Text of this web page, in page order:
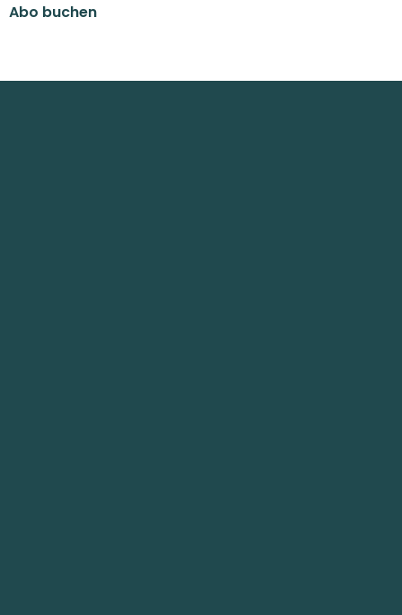
Abo buchen